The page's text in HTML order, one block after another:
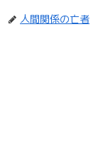
人間関係の亡者